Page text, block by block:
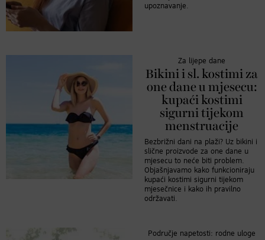
upoznavanje.
Za lijepe dane
Bikini i sl. kostimi za
one dane u mjesecu:
kupaći kostimi
sigurni tijekom
menstruacije
Bezbrižni dani na plaži? Uz bikini i
slične proizvode za one dane u
mjesecu to neće biti problem.
Objašnjavamo kako funkcioniraju
kupaći kostimi sigurni tijekom
mjesečnice i kako ih pravilno
održavati.
Područje napetosti: rodne uloge